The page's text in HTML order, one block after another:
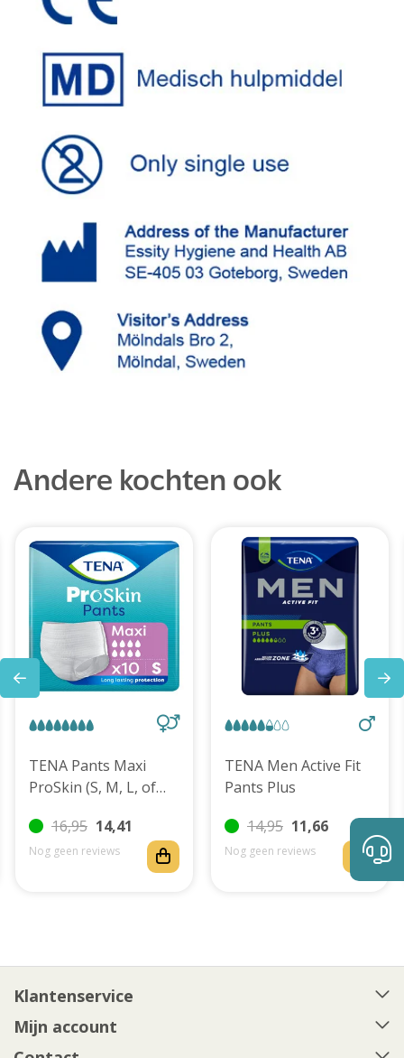
Andere kochten ook
TENA Pants Maxi
ProSkin (S, M, L, of
16,95 14,41
Nog geen reviews
TENA Men Active Fit
Pants Plus
14,95 11,66
Nog geen reviews
Klantenservice
Mijn account